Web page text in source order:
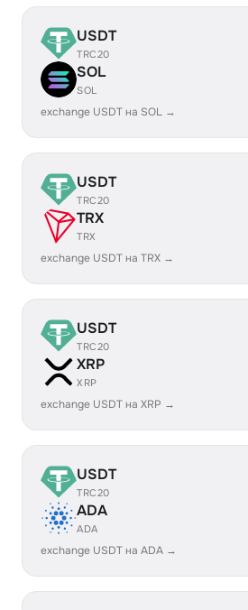
USDT
TRC20
SOL
SOL
exchange USDT на SOL →
USDT
TRC20
TRX
TRX
exchange USDT на TRX →
USDT
TRC20
XRP
XRP
exchange USDT на XRP →
USDT
TRC20
ADA
ADA
exchange USDT на ADA →